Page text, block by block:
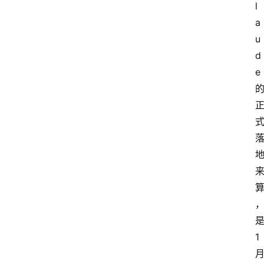
l
a
u
d
e
的
正
式
落
地
来
算
，
是
1
月